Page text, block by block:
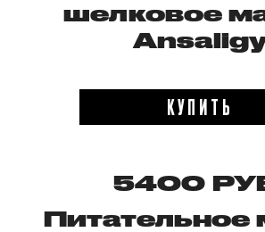
шелковое
КУПИТЬ
5400
Питательное